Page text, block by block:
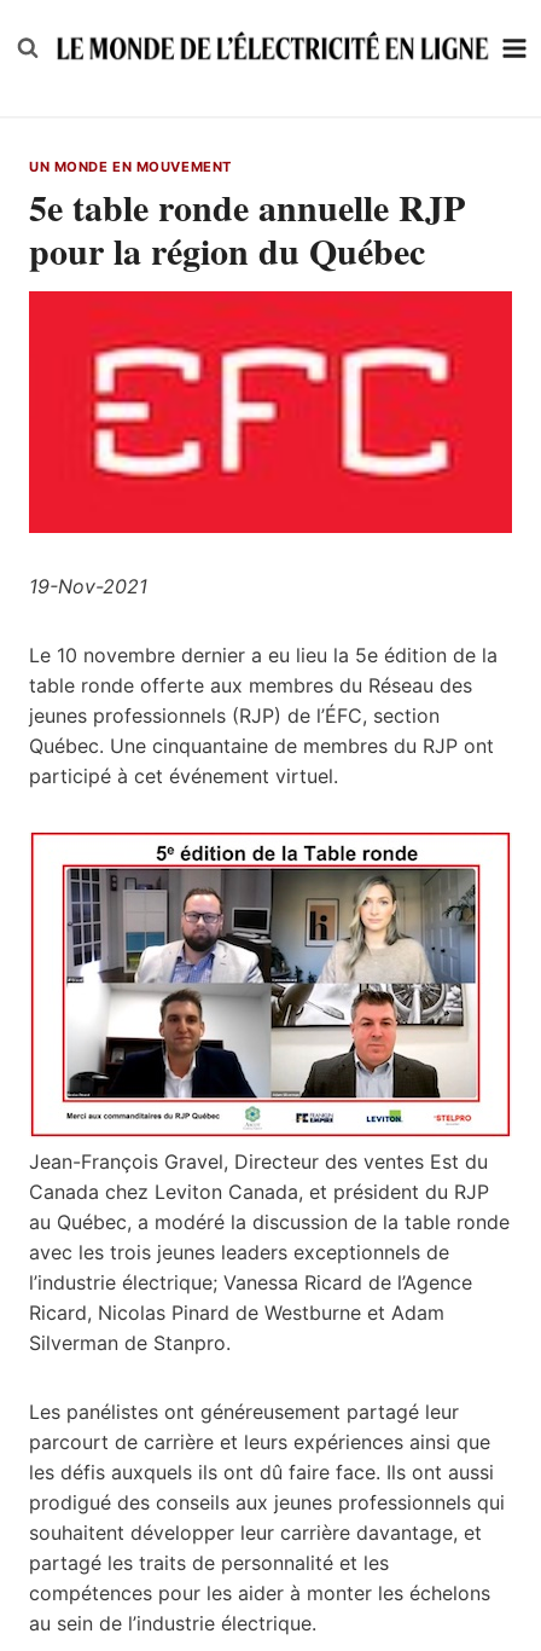
to
UN MONDE EN MOUVEMENT
5e table ronde annuelle RJP
pour la région du Québec
19-Nov-2021
Le 10 novembre dernier a eu lieu la 5e édition de la
table ronde offerte aux membres du Réseau des
jeunes professionnels (RJP) de l’ÉFC, section
Québec. Une cinquantaine de membres du RJP ont
participé à cet événement virtuel.
Jean-François Gravel, Directeur des ventes Est du
Canada chez Leviton Canada, et président du RJP
au Québec, a modéré la discussion de la table ronde
avec les trois jeunes leaders exceptionnels de
l’industrie électrique; Vanessa Ricard de l’Agence
Ricard, Nicolas Pinard de Westburne et Adam
Silverman de Stanpro.
Les panélistes ont généreusement partagé leur
parcourt de carrière et leurs expériences ainsi que
les défis auxquels ils ont dû faire face. Ils ont aussi
prodigué des conseils aux jeunes professionnels qui
souhaitent développer leur carrière davantage, et
partagé les traits de personnalité et les
compétences pour les aider à monter les échelons
au sein de l’industrie électrique.